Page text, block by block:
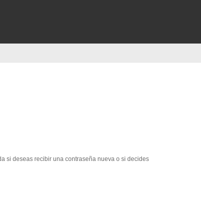
si deseas recibir una contraseña nueva o si decides